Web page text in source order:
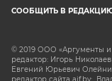
СООБЩИТЬ В
© 2019 ООО «Аргументы и
редактор: Игорь
Евгений Юрьевич
редактор сайта aif.by: